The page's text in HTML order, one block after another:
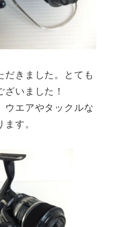
だきました。とても
いました！
ウエアやタックルな
す。